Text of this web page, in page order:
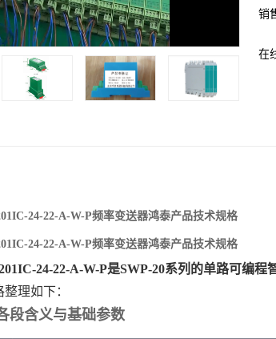
销
在
24-22-A-W-P频率变送器鸿泰产品技术规格
24-22-A-W-P频率变送器鸿泰产品技术规格
24-22-A-W-P是SWP-20系列的单路可编程
理如下：
段含义与基础参数